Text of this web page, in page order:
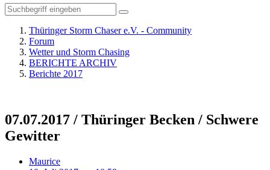
Thüringer Storm Chaser e.V. - Community
Forum
Wetter und Storm Chasing
BERICHTE ARCHIV
Berichte 2017
07.07.2017 / Thüringer Becken / Schwere
Gewitter
Maurice